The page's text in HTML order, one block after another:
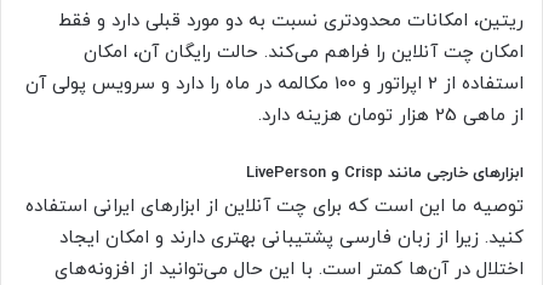
ریتین، امکانات محدودتری نسبت به دو مورد قبلی دارد و فقط
امکان چت آنلاین را فراهم می‌کند. حالت رایگان آن، امکان
استفاده از 2 اپراتور و 100 مکالمه در ماه را دارد و سرویس پولی آن
از ماهی 25 هزار تومان هزینه دارد.
ابزارهای خارجی مانند Crisp و LivePerson
توصیه ما این است که برای چت آنلاین از ابزارهای ایرانی استفاده
کنید. زیرا از زبان فارسی پشتیبانی بهتری دارند و امکان ایجاد
اختلال در آن‌ها کمتر است. با این حال می‌توانید از افزونه‌های